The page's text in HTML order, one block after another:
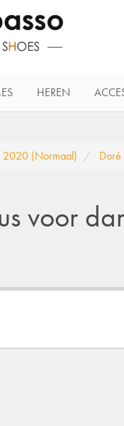
HEREN
2020 (Normaal)
voor